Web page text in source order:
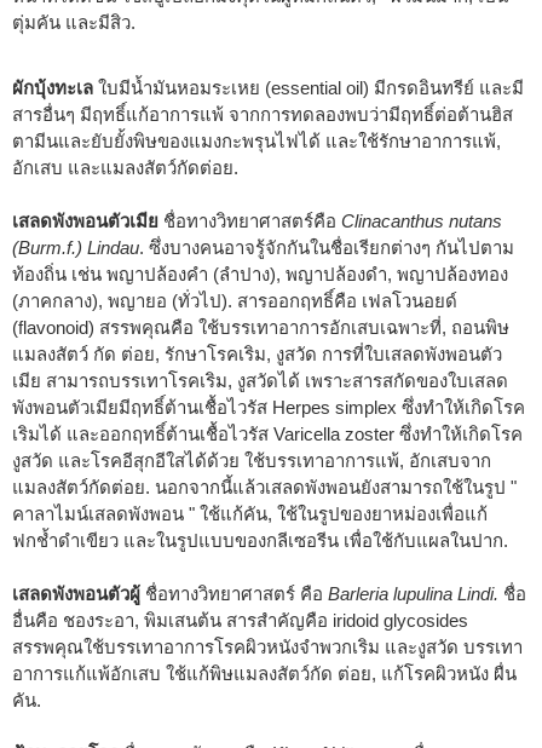
ตุ่มคัน และมีสิว.
ผักบุ้งทะเล ใบมีน้ำมันหอมระเหย (essential oil) มีกรดอินทรีย์ และมี
สารอื่นๆ มีฤทธิ์แก้อาการแพ้ จากการทดลองพบว่ามีฤทธิ์ต่อต้านฮิส
ตามีนและยับยั้งพิษของแมงกะพรุนไฟได้ และใช้รักษาอาการแพ้,
อักเสบ และแมลงสัตว์กัดต่อย.
เสลดพังพอนตัวเมีย ชื่อทางวิทยาศาสตร์คือ Clinacanthus nutans
(Burm.f.) Lindau. ซึ่งบางคนอาจรู้จักกันในชื่อเรียกต่างๆ กันไปตาม
ท้องถิ่น เช่น พญาปล้องคำ (ลำปาง), พญาปล้องดำ, พญาปล้องทอง
(ภาคกลาง), พญายอ (ทั่วไป). สารออกฤทธิ์คือ เฟลโวนอยด์
(flavonoid) สรรพคุณคือ ใช้บรรเทาอาการอักเสบเฉพาะที่, ถอนพิษ
แมลงสัตว์ กัด ต่อย, รักษาโรคเริม, งูสวัด การที่ใบเสลดพังพอนตัว
เมีย สามารถบรรเทาโรคเริม, งูสวัดได้ เพราะสารสกัดของใบเสลด
พังพอนตัวเมียมีฤทธิ์ต้านเชื้อไวรัส Herpes simplex ซึ่งทำให้เกิดโรค
เริมได้ และออกฤทธิ์ต้านเชื้อไวรัส Varicella zoster ซึ่งทำให้เกิดโรค
งูสวัด และโรคอีสุกอีใสได้ด้วย ใช้บรรเทาอาการแพ้, อักเสบจาก
แมลงสัตว์กัดต่อย. นอกจากนี้แล้วเสลดพังพอนยังสามารถใช้ในรูป "
คาลาไมน์เสลดพังพอน " ใช้แก้คัน, ใช้ในรูปของยาหม่องเพื่อแก้
ฟกช้ำดำเขียว และในรูปแบบของกลีเซอรีน เพื่อใช้กับแผลในปาก.
เสลดพังพอนตัวผู้ ชื่อทางวิทยาศาสตร์ คือ Barleria lupulina Lindi. ชื่อ
อื่นคือ ชองระอา, พิมเสนต้น สารสำคัญคือ iridoid glycosides
สรรพคุณใช้บรรเทาอาการโรคผิวหนังจำพวกเริม และงูสวัด บรรเทา
อาการแก้แพ้อักเสบ ใช้แก้พิษแมลงสัตว์กัด ต่อย, แก้โรคผิวหนัง ผื่น
คัน.